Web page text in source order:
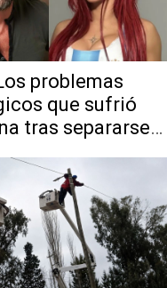
problemas
que sufrió
tras separarse